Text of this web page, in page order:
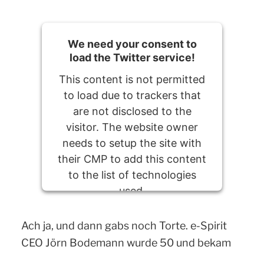
We need your consent to
load the Twitter service!
This content is not permitted
to load due to trackers that
are not disclosed to the
visitor. The website owner
needs to setup the site with
their CMP to add this content
to the list of technologies
used.
Powered by
Usercentrics Consent
Management Platform
Ach ja, und dann gabs noch Torte. e-Spirit
CEO Jörn Bodemann wurde 50 und bekam